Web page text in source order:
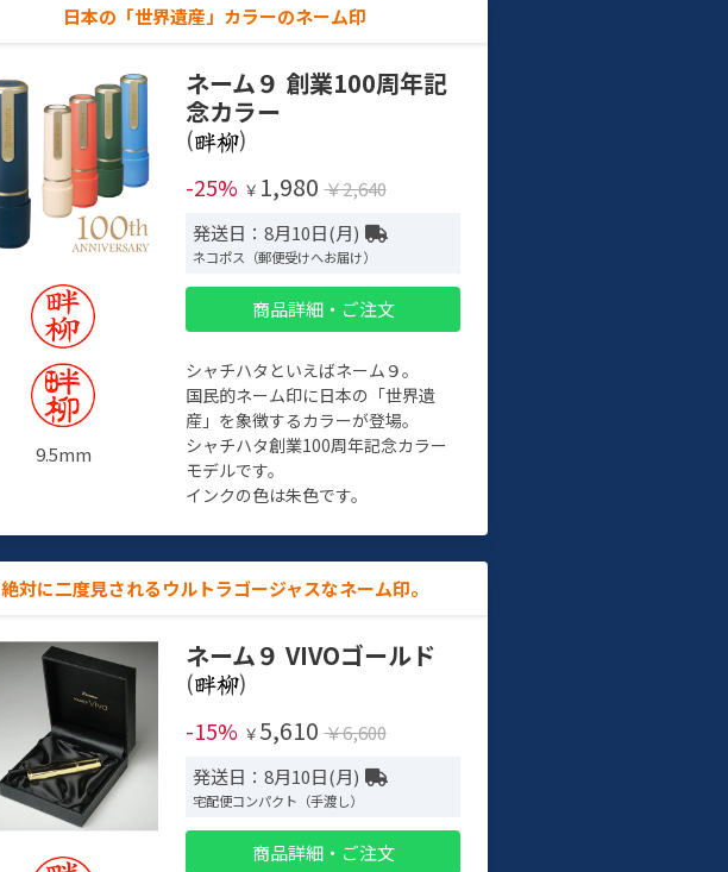
日本の「世界遺産」カラーのネーム印
9.5mm
ネーム９ 創業100周年記
念カラー
(
)
-25% ￥ 1,980 ￥2,640
発送日：8月10日(月)
ネコポス（郵便受けへお届け）
商品詳細・ご注文
シャチハタといえばネーム９。
国民的ネーム印に日本の「世界遺
産」を象徴するカラーが登場。
シャチハタ創業100周年記念カラー
モデルです。
インクの色は朱色です。
絶対に二度見されるウルトラゴージャスなネーム印。
ネーム９ VIVOゴールド
(
)
-15% ￥ 5,610 ￥6,600
発送日：8月10日(月)
宅配便コンパクト（手渡し）
商品詳細・ご注文